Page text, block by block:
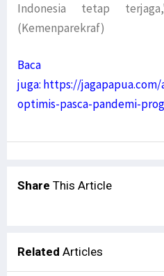
Indonesia tetap
(Kemenparekraf)
Baca
juga: https://
optimis-pasca-pandemi-
Share This Article
Related Articles